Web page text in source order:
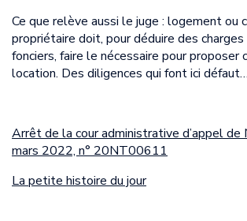
Ce que relève aussi le juge : logement ou
propriétaire doit, pour déduire des
fonciers, faire le nécessaire pour proposer
location. Des diligences qui font ici défaut…
Arrêt de la cour administrative d’appel de
mars 2022, n° 20NT00611
La petite histoire du jour